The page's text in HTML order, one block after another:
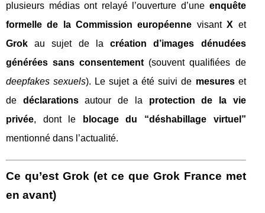
plusieurs médias ont relayé l’ouverture d’une enquête
formelle de la Commission européenne visantX et
Grok au sujet de lacréation d’images dénudées
générées sans consentement (souvent qualifiées de
deepfakes sexuels). Le sujet a été suivi de mesureset
de déclarationsautour de la protection de la vie
privée, dont le
blocage du “déshabillage virtuel”
mentionné dans l’actualité.
Ce qu’est Grok (et ce que Grok France met
en avant)